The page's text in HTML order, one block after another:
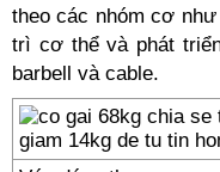
theo các nhóm cơ
trì cơ thể và phát
barbell và cable.